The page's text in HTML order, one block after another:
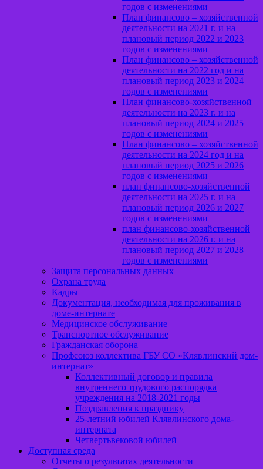
годов с изменениями
План финансово – хозяйственной
деятельности на 2021 г. и на
плановый период 2022 и 2023
годов с изменениями
План финансово – хозяйственной
деятельности на 2022 год и на
плановый период 2023 и 2024
годов с изменениями
План финансово-хозяйственной
деятельности на 2023 г. и на
плановый период 2024 и 2025
годов с изменениями
План финансово – хозяйственной
деятельности на 2024 год и на
плановый период 2025 и 2026
годов с изменениями
план финансово-хозяйственной
деятельности на 2025 г. и на
плановый период 2026 и 2027
годов с изменениями
план финансово-хозяйственной
деятельности на 2026 г. и на
плановый период 2027 и 2028
годов с изменениями
Защита персональных данных
Охрана труда
Кадры
Документация, необходимая для проживания в
доме-интернате
Медицинское обслуживание
Транспортное обслуживание
Гражданская оборона
Профсоюз коллектива ГБУ СО «Клявлинский дом-
интернат»
Коллективный договор и правила
внутреннего трудового распорядка
учреждения на 2018-2021 годы
Поздравления к празднику
25-летний юбилей Клявлинского дома-
интерната
Четвертьвековой юбилей
Доступная среда
Отчеты о результатах деятельности